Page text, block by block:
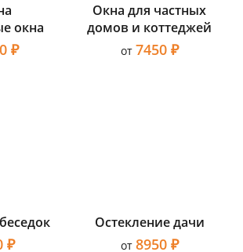
окна
₽
Окна для частных
домов и коттеджей
от 7450 ₽
₽
Остекление дачи
от 8950 ₽